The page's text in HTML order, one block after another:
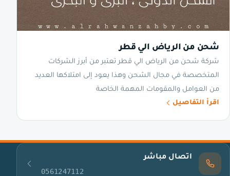
شحن من الرياض الي قطر
شركة شحن من الرياض الي قطر تعتبر من أبرز الشركات
المتخصصة في مجال الشحن وهذا يعود إلى امتلاكها العديد
من العوامل والمقومات المهمة الخاصة
اقرأ التفاصيل
اتصال مباشر
0561247112